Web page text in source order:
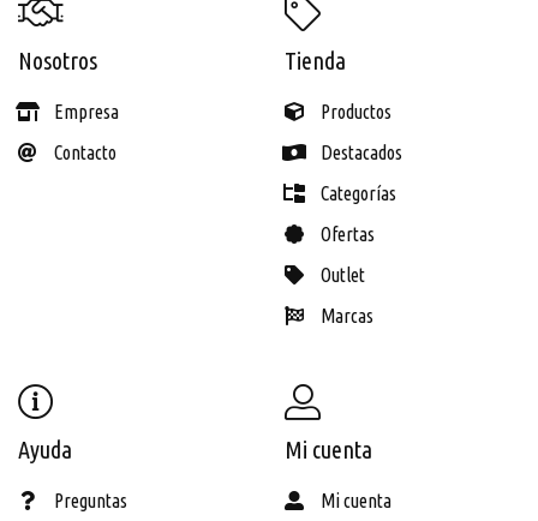
Nosotros
Empresa
Contacto
Tienda
Productos
Destacados
Categorías
Ofertas
Outlet
Marcas
Ayuda
Preguntas
Mi cuenta
Mi cuenta